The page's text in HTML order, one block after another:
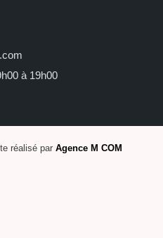
à 19h00
réalisé par Agence M COM